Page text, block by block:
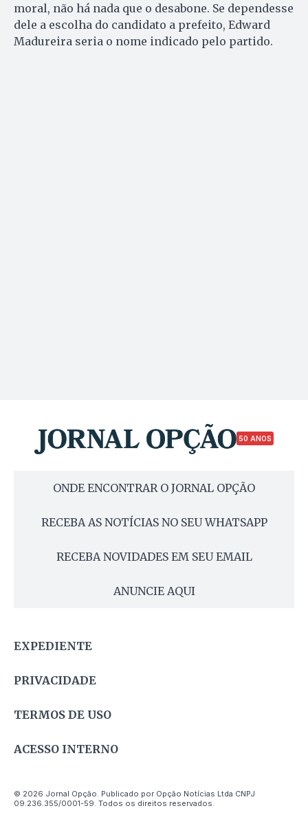
moral, não há nada que o desabone. Se dependesse
dele a escolha do candidato a prefeito, Edward
Madureira seria o nome indicado pelo partido.
50 ANOS
ONDE ENCONTRAR O JORNAL OPÇÃO
RECEBA AS NOTÍCIAS NO SEU WHATSAPP
RECEBA NOVIDADES EM SEU EMAIL
ANUNCIE AQUI
EXPEDIENTE
PRIVACIDADE
TERMOS DE USO
ACESSO INTERNO
© 2026 Jornal Opção. Publicado por Opção Notícias Ltda CNPJ
09.236.355/0001-59. Todos os direitos reservados.